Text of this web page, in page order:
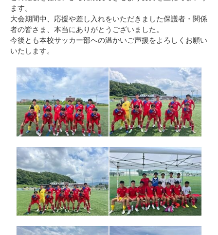
ます。
大会期間中、応援や差し入れをいただきました保護者・関係
者の皆さま、本当にありがとうございました。
今後とも本校サッカー部への温かいご声援をよろしくお願い
いたします。